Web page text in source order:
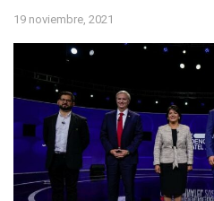
19 noviembre, 2021